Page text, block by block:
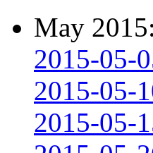
May 2015:
2015-05-
2015-05-
2015-05-